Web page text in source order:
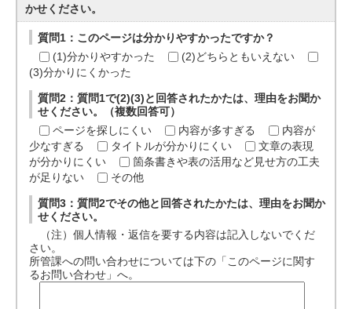
かせください。
質問1：このページは分かりやすかったですか？
(1)分かりやすかった
(2)どちらともいえない
(3)分かりにくかった
質問2：質問1で(2)(3)と回答されたかたは、理由をお聞か
せください。（複数回答可）
ページを探しにくい
内容が多すぎる
内容が
少なすぎる
タイトルが分かりにくい
文章の表現
が分かりにくい
箇条書きや表の活用など見せ方の工夫
が足りない
その他
質問3：質問2でその他と回答されたかたは、理由をお聞か
せください。
（注）個人情報・返信を要する内容は記入しないでくだ
さい。
所管課への問い合わせについては下の「このページに関す
るお問い合わせ」へ。